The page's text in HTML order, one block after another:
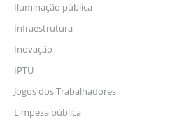
Iluminação pública
Infraestrutura
Inovação
IPTU
Jogos dos Trabalhadores
Limpeza pública